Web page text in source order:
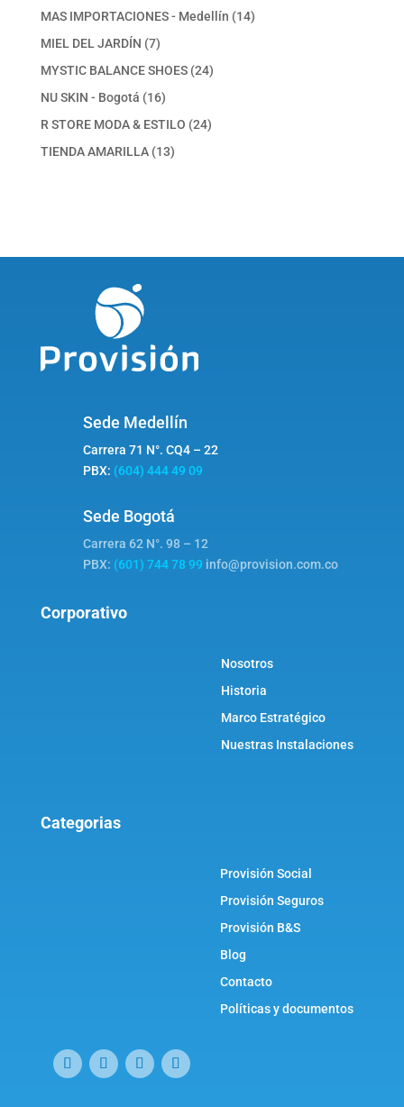
productos
MAS IMPORTACIONES - Medellín 1414
MIEL DEL JARDÍN 77
productos
MYSTIC BALANCE SHOES 2424
NU SKIN - Bogotá 1616
productos
R STORE MODA & ESTILO 2424
TIENDA AMARILLA 1313
Sede Medellín
Carrera 71 N°. CQ4 – 22
PBX: (604) 444 49 09
Sede Bogotá
Carrera 62 N°. 98 – 12
PBX: (601) 744 78 99 info@provision.com.co
Corporativo
Nosotros
Historia
Marco Estratégico
Nuestras Instalaciones
Categorias
Provisión Social
Provisión Seguros
Provisión B&S
Blog
Contacto
Políticas y documentos